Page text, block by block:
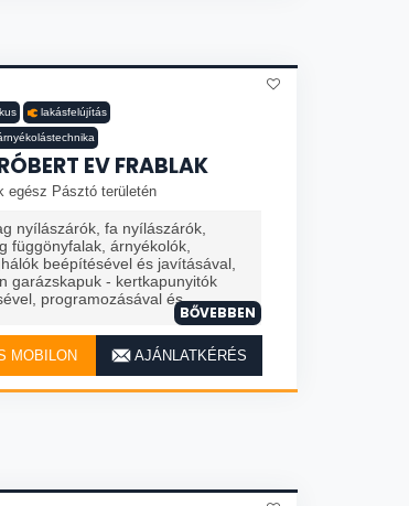
lakásfelújítás
EV FRABLAK
egész Pásztó területén
nyílászárók, fa nyílászárók,
függönyfalak, árnyékolók,
beépítésével és javításával,
garázskapuk - kertkapunyitók
programozásával és...
BŐVEBBEN
MOBILON AJÁNLATKÉRÉS